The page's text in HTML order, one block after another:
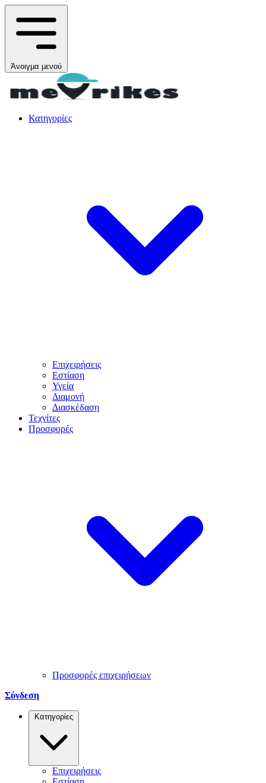
Άνοιγμα μενού
Κατηγορίες
Επιχειρήσεις
Εστίαση
Υγεία
Διαμονή
Διασκέδαση
Τεχνίτες
Προσφορές
Προσφορές επιχειρήσεων
Σύνδεση
Κατηγορίες
Επιχειρήσεις